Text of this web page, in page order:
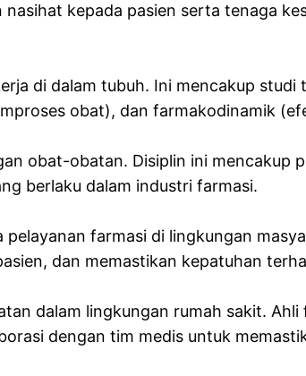
kepada pasien serta tenaga
di dalam tubuh. Ini mencakup
obat), dan farmakodinamik
obat-obatan. Disiplin ini mencakup
berlaku dalam industri farmasi.
farmasi di lingkungan
dan memastikan kepatuhan
dalam lingkungan rumah sakit.
dengan tim medis untuk